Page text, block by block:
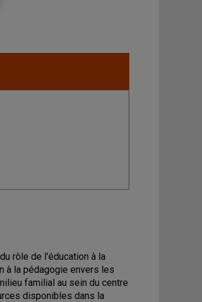
rôle de l'éducation à la
à la pédagogie envers les
familial au sein du centre
disponibles dans la